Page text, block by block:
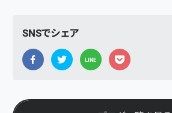
SNSでシェア
LINE